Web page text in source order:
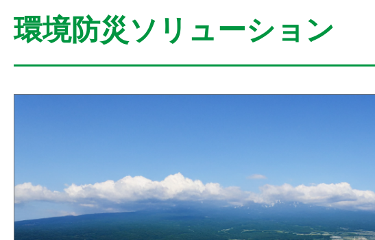
環境防災ソリューション